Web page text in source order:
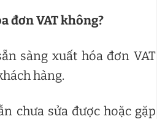
đơn VAT không?
sàng xuất hóa đơn VAT
hàng.
chưa sửa được hoặc gặp